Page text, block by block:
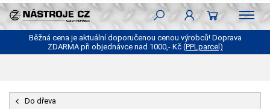
Běžná cena je aktuální doporučenou cenou výrobců! Doprava
ZDARMA při objednávce nad 1000,- Kč (PPLparcel)
Do dřeva